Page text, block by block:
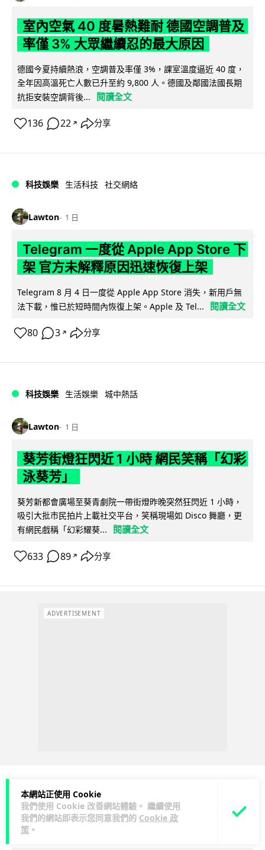
本網站正使用 Cookie
我們使用 Cookie 改善網站體驗。 繼續使用
我們的網站即表示您同意我們的 Cookie 政
策 。
室內空氣 40 度暑熱難耐 德國空調普及
率僅 3% 大眾繼續忍的最大原因
德國今夏持續熱浪，空調普及率僅 3%，課室溫度逼近 40 度，
全年因高溫死亡人數已升至約 9,800 人。德國及鄰國法國長期
抗拒安裝空調背後...
閱讀全文
136 22 ↗ 分享
科技娛樂 生活科技 社交網絡
Lawton 1 日
Telegram 一度從 Apple App Store 下
架 官方未解釋原因迅速恢復上架
Telegram 8 月 4 日一度從 Apple App Store 消失，新用戶無
法下載，惟已於短時間內恢復上架。Apple 及 Tel...
閱讀全文
80 3 ↗ 分享
科技娛樂 生活娛樂 城中熱話
Lawton 1 日
葵芳街燈狂閃近 1 小時 網民笑稱「幻彩
泳葵芳」
葵芳新都會廣場至葵青劇院一帶街燈昨晚突然狂閃近 1 小時，
吸引大批市民拍片上載社交平台，笑稱現場如 Disco 舞廳，更
有網民戲稱「幻彩耀葵...
閱讀全文
633 89 ↗ 分享
ADVERTISEMENT
應用軟件 應用軟件 Windows 11
arthur